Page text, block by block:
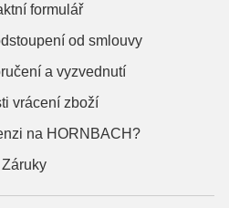
formulář
od smlouvy
a vyzvednutí
vrácení zboží
na HORNBACH?
Záruky